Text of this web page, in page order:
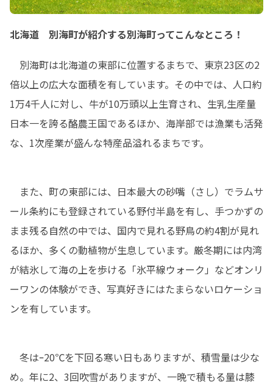
北海道 別海町が紹介する別海町ってこんなところ！
別海町は北海道の東部に位置するまちで、東京23区の2
倍以上の広大な面積を有しています。その中では、人口約
1万4千人に対し、牛が10万頭以上生育され、生乳生産量
日本一を誇る酪農王国であるほか、海岸部では漁業も活発
な、1次産業が盛んな特産品溢れるまちです。
また、町の東部には、日本最大の砂嘴（さし）でラムサ
ール条約にも登録されている野付半島を有し、手つかずの
まま残る自然の中では、国内で見れる野鳥の約4割が見れ
るほか、多くの動植物が生息しています。厳冬期には内湾
が結氷して海の上を歩ける「氷平線ウォーク」などオンリ
ーワンの体験ができ、写真好きにはたまらないロケーショ
ンを有しています。
冬はｰ20℃を下回る寒い日もありますが、積雪量は少な
め。年に2、3回吹雪がありますが、一晩で積もる量は膝